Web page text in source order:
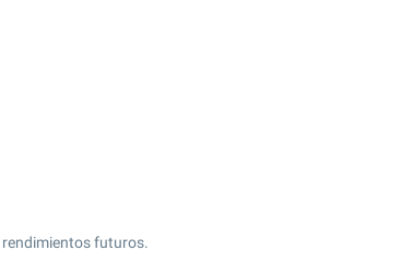
rendimientos futuros.